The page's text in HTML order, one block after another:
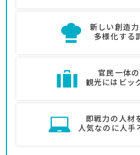
新しい創造
多様化する
官民一体
観光にはビッ
即戦力の人材
人気なのに人手